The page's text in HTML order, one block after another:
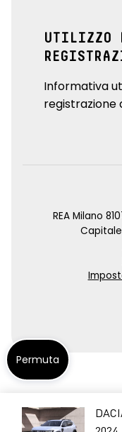
UTILIZZO
Informativa
registrazione
REA Milano
Permuta